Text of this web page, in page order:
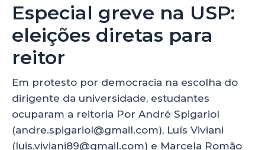
Especial greve na USP:
eleições diretas para
reitor
Em protesto por democracia na escolha do
dirigente da universidade, estudantes
ocuparam a reitoria Por André Spigariol
(andre.spigariol@gmail.com), Luís Viviani
(luis.viviani89@gmail.com) e Marcela Romão